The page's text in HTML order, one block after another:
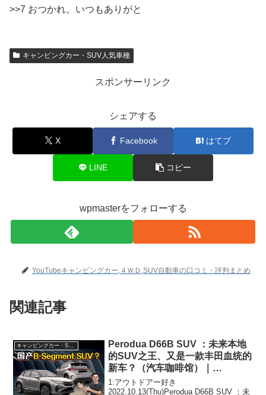
>>7 おつかれ。いつもありがと
キャンピングカー・SUV人気車種
スポンサーリンク
シェアする
X Facebook はてブ
LINE コピー
wpmasterをフォローする
YouTubeキャンピングカー,４ＷＤ,SUV自動車の口コミ・評判まとめ
関連記事
Perodua D66B SUV ：未来本地
的SUV之王、又是一款丰田血统的
新车？（汽车咖啡馆）｜
automachi.com 马来西亚试车频
道
1:アウトドアー好き
2022.10.13(Thu)Perodua D66B SUV ：未